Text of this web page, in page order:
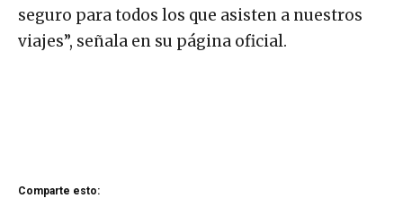
seguro para todos los que asisten a nuestros
viajes”, señala en su página oficial.
Comparte esto: